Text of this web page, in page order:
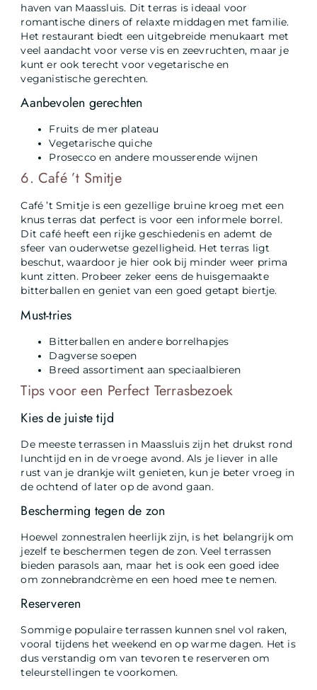
haven van Maassluis. Dit terras is ideaal voor
romantische diners of relaxte middagen met familie.
Het restaurant biedt een uitgebreide menukaart met
veel aandacht voor verse vis en zeevruchten, maar je
kunt er ook terecht voor vegetarische en
veganistische gerechten.
Aanbevolen gerechten
Fruits de mer plateau
Vegetarische quiche
Prosecco en andere mousserende wijnen
6. Café ’t Smitje
Café ’t Smitje is een gezellige bruine kroeg met een
knus terras dat perfect is voor een informele borrel.
Dit café heeft een rijke geschiedenis en ademt de
sfeer van ouderwetse gezelligheid. Het terras ligt
beschut, waardoor je hier ook bij minder weer prima
kunt zitten. Probeer zeker eens de huisgemaakte
bitterballen en geniet van een goed getapt biertje.
Must-tries
Bitterballen en andere borrelhapjes
Dagverse soepen
Breed assortiment aan speciaalbieren
Tips voor een Perfect Terrasbezoek
Kies de juiste tijd
De meeste terrassen in Maassluis zijn het drukst rond
lunchtijd en in de vroege avond. Als je liever in alle
rust van je drankje wilt genieten, kun je beter vroeg in
de ochtend of later op de avond gaan.
Bescherming tegen de zon
Hoewel zonnestralen heerlijk zijn, is het belangrijk om
jezelf te beschermen tegen de zon. Veel terrassen
bieden parasols aan, maar het is ook een goed idee
om zonnebrandcrème en een hoed mee te nemen.
Reserveren
Sommige populaire terrassen kunnen snel vol raken,
vooral tijdens het weekend en op warme dagen. Het is
dus verstandig om van tevoren te reserveren om
teleurstellingen te voorkomen.